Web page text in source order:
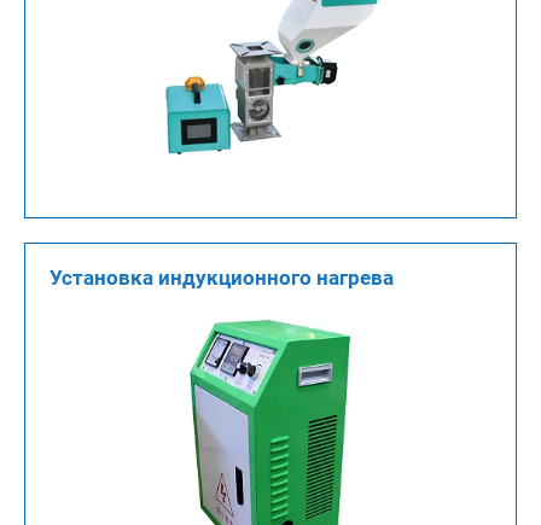
Установка индукционного нагрева